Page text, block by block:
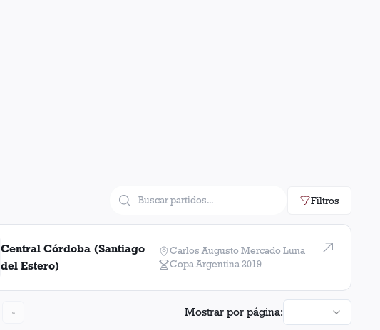
Filtros
Central Córdoba (Santiago
del Estero)
Carlos Augusto Mercado Luna
Copa Argentina 2019
» Mostrar por página: